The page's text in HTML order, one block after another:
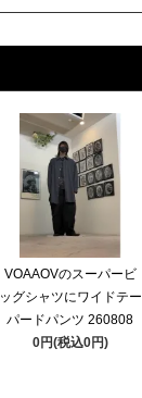
VOAAOVのスーパービ
ッグシャツにワイドテー
パードパンツ 260808
0円(税込0円)